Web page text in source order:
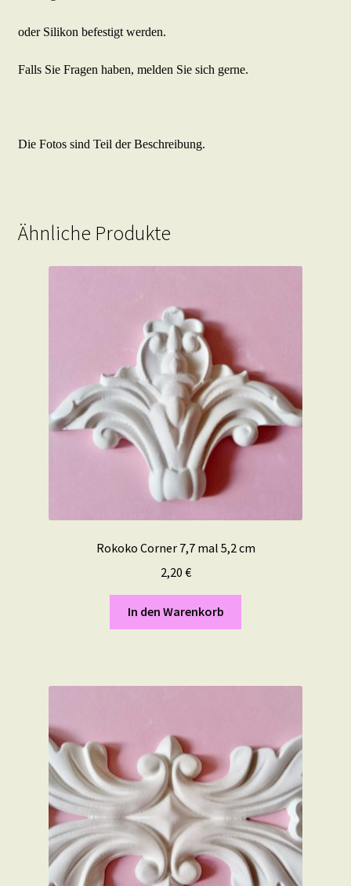
oder Silikon befestigt werden.
Falls Sie Fragen haben, melden Sie sich gerne.
Die Fotos sind Teil der Beschreibung.
Ähnliche Produkte
Rokoko Corner 7,7 mal 5,2 cm
2,20 €
In den Warenkorb